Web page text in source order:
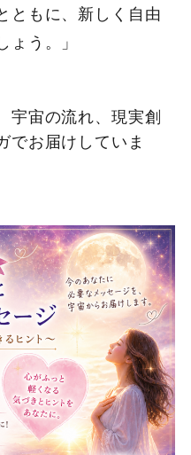
ともに、新しく自由
う。」
宇宙の流れ、現実創
でお届けしていま